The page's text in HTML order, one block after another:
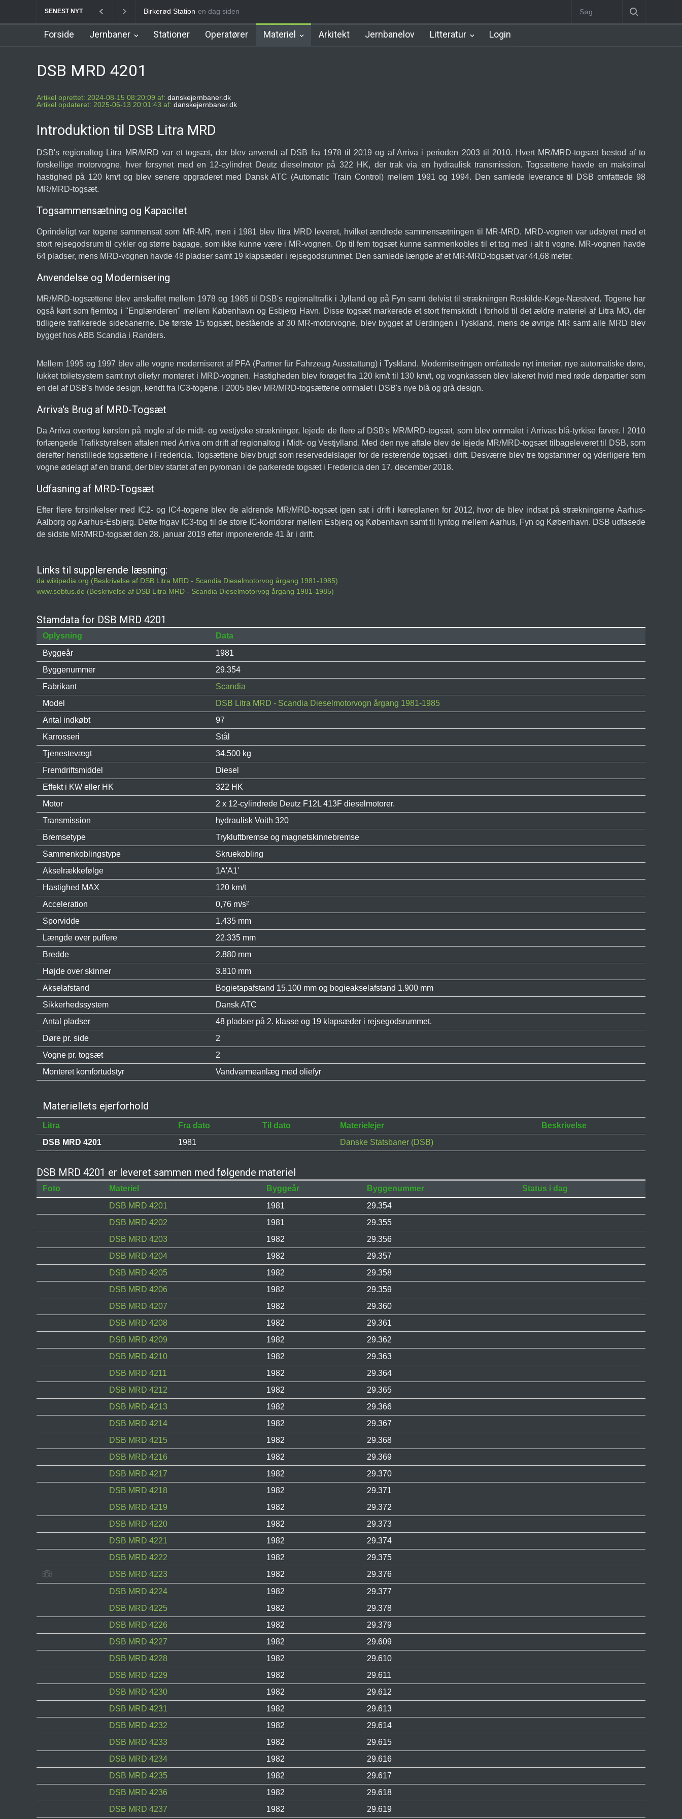
SENEST NYT Birkerød Station Allerød Station Nørrebro B Station [1886-1930]
en dag siden
Forside Jernbaner Stationer Operatører Materiel Arkitekt Jernbanelov Litteratur Login
DSB MRD 4201
Artikel oprettet: 2024-08-15 08:20:09 af: danskejernbaner.dk
Artikel opdateret: 2025-06-13 20:01:43 af: danskejernbaner.dk
Introduktion til DSB Litra MRD
DSB's regionaltog Litra MR/MRD var et togsæt, der blev anvendt af DSB fra 1978 til 2019 og af Arriva i perioden 2003 til 2010. Hvert MR/MRD-togsæt bestod af to
forskellige motorvogne, hver forsynet med en 12-cylindret Deutz dieselmotor på 322 HK, der trak via en hydraulisk transmission. Togsættene havde en maksimal
hastighed på 120 km/t og blev senere opgraderet med Dansk ATC (Automatic Train Control) mellem 1991 og 1994. Den samlede leverance til DSB omfattede 98
MR/MRD-togsæt.
Togsammensætning og Kapacitet
Oprindeligt var togene sammensat som MR-MR, men i 1981 blev litra MRD leveret, hvilket ændrede sammensætningen til MR-MRD. MRD-vognen var udstyret med et
stort rejsegodsrum til cykler og større bagage, som ikke kunne være i MR-vognen. Op til fem togsæt kunne sammenkobles til et tog med i alt ti vogne. MR-vognen havde
64 pladser, mens MRD-vognen havde 48 pladser samt 19 klapsæder i rejsegodsrummet. Den samlede længde af et MR-MRD-togsæt var 44,68 meter.
Anvendelse og Modernisering
MR/MRD-togsættene blev anskaffet mellem 1978 og 1985 til DSB's regionaltrafik i Jylland og på Fyn samt delvist til strækningen Roskilde-Køge-Næstved. Togene har
også kørt som fjerntog i "Englænderen" mellem København og Esbjerg Havn. Disse togsæt markerede et stort fremskridt i forhold til det ældre materiel af Litra MO, der
tidligere trafikerede sidebanerne. De første 15 togsæt, bestående af 30 MR-motorvogne, blev bygget af Uerdingen i Tyskland, mens de øvrige MR samt alle MRD blev
bygget hos ABB Scandia i Randers.
Mellem 1995 og 1997 blev alle vogne moderniseret af PFA (Partner für Fahrzeug Ausstattung) i Tyskland. Moderniseringen omfattede nyt interiør, nye automatiske døre,
lukket toiletsystem samt nyt oliefyr monteret i MRD-vognen. Hastigheden blev forøget fra 120 km/t til 130 km/t, og vognkassen blev lakeret hvid med røde dørpartier som
en del af DSB's hvide design, kendt fra IC3-togene. I 2005 blev MR/MRD-togsættene ommalet i DSB's nye blå og grå design.
Arriva's Brug af MRD-Togsæt
Da Arriva overtog kørslen på nogle af de midt- og vestjyske strækninger, lejede de flere af DSB's MR/MRD-togsæt, som blev ommalet i Arrivas blå-tyrkise farver. I 2010
forlængede Trafikstyrelsen aftalen med Arriva om drift af regionaltog i Midt- og Vestjylland. Med den nye aftale blev de lejede MR/MRD-togsæt tilbageleveret til DSB, som
derefter henstillede togsættene i Fredericia. Togsættene blev brugt som reservedelslager for de resterende togsæt i drift. Desværre blev tre togstammer og yderligere fem
vogne ødelagt af en brand, der blev startet af en pyroman i de parkerede togsæt i Fredericia den 17. december 2018.
Udfasning af MRD-Togsæt
Efter flere forsinkelser med IC2- og IC4-togene blev de aldrende MR/MRD-togsæt igen sat i drift i køreplanen for 2012, hvor de blev indsat på strækningerne Aarhus-
Aalborg og Aarhus-Esbjerg. Dette frigav IC3-tog til de store IC-korridorer mellem Esbjerg og København samt til lyntog mellem Aarhus, Fyn og København. DSB udfasede
de sidste MR/MRD-togsæt den 28. januar 2019 efter imponerende 41 år i drift.
Links til supplerende læsning:
da.wikipedia.org (Beskrivelse af DSB Litra MRD - Scandia Dieselmotorvog årgang 1981-1985)
www.sebtus.de (Beskrivelse af DSB Litra MRD - Scandia Dieselmotorvog årgang 1981-1985)
Stamdata for DSB MRD 4201
Oplysning
Data
Byggeår
1981
Byggenummer
29.354
Fabrikant
Scandia
Model
DSB Litra MRD - Scandia Dieselmotorvogn årgang 1981-1985
Antal indkøbt
97
Karrosseri
Stål
Tjenestevægt
34.500 kg
Fremdriftsmiddel
Diesel
Effekt i KW eller HK
322 HK
Motor
2 x 12-cylindrede Deutz F12L 413F dieselmotorer.
Transmission
hydraulisk Voith 320
Bremsetype
Trykluftbremse og magnetskinnebremse
Sammenkoblingstype
Skruekobling
Akselrækkefølge
1A'A1'
Hastighed MAX
120 km/t
Acceleration
0,76 m/s²
Sporvidde
1.435 mm
Længde over puffere
22.335 mm
Bredde
2.880 mm
Højde over skinner
3.810 mm
Akselafstand
Bogietapafstand 15.100 mm og bogieakselafstand 1.900 mm
Sikkerhedssystem
Dansk ATC
Antal pladser
48 pladser på 2. klasse og 19 klapsæder i rejsegodsrummet.
Døre pr. side
2
Vogne pr. togsæt
2
Monteret komfortudstyr
Vandvarmeanlæg med oliefyr
Materiellets ejerforhold
Litra Fra dato Til dato Materielejer
Beskrivelse
DSB MRD 4201
1981 Danske Statsbaner (DSB)
DSB MRD 4201 er leveret sammen med følgende materiel
Foto Materiel Byggeår Byggenummer
Status i dag
DSB MRD 4201
1981
29.354
DSB MRD 4202
1981
29.355
DSB MRD 4203
1982
29.356
DSB MRD 4204
1982
29.357
DSB MRD 4205
1982
29.358
DSB MRD 4206
1982
29.359
DSB MRD 4207
1982
29.360
DSB MRD 4208
1982
29.361
DSB MRD 4209
1982
29.362
DSB MRD 4210
1982
29.363
DSB MRD 4211
1982
29.364
DSB MRD 4212
1982
29.365
DSB MRD 4213
1982
29.366
DSB MRD 4214
1982
29.367
DSB MRD 4215
1982
29.368
DSB MRD 4216
1982
29.369
DSB MRD 4217
1982
29.370
DSB MRD 4218
1982
29.371
DSB MRD 4219
1982
29.372
DSB MRD 4220
1982
29.373
DSB MRD 4221
1982
29.374
DSB MRD 4222
1982
29.375
DSB MRD 4223
1982
29.376
DSB MRD 4224
1982
29.377
DSB MRD 4225
1982
29.378
DSB MRD 4226
1982
29.379
DSB MRD 4227
1982
29.609
DSB MRD 4228
1982
29.610
DSB MRD 4229
1982
29.611
DSB MRD 4230
1982
29.612
DSB MRD 4231
1982
29.613
DSB MRD 4232
1982
29.614
DSB MRD 4233
1982
29.615
DSB MRD 4234
1982
29.616
DSB MRD 4235
1982
29.617
DSB MRD 4236
1982
29.618
DSB MRD 4237
1982 29.619